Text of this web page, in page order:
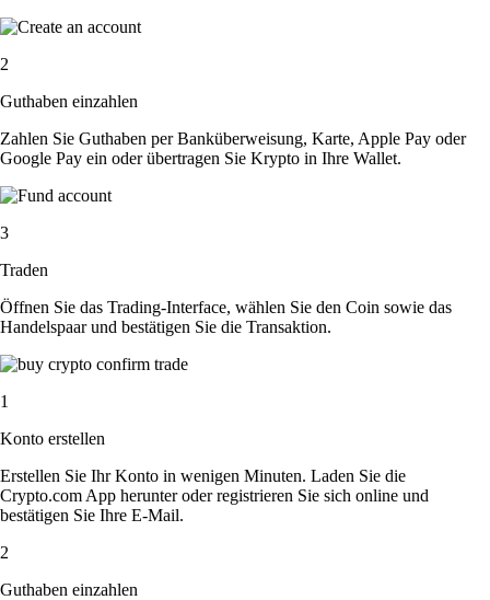
2
Guthaben einzahlen
Zahlen Sie Guthaben per Banküberweisung, Karte, Apple Pay oder
Google Pay ein oder übertragen Sie Krypto in Ihre Wallet.
3
Traden
Öffnen Sie das Trading-Interface, wählen Sie den Coin sowie das
Handelspaar und bestätigen Sie die Transaktion.
1
Konto erstellen
Erstellen Sie Ihr Konto in wenigen Minuten. Laden Sie die
Crypto.com App herunter oder registrieren Sie sich online und
bestätigen Sie Ihre E-Mail.
2
Guthaben einzahlen